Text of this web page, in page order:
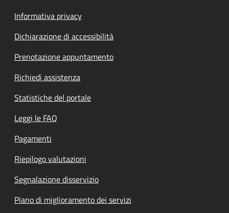
Informativa privacy
Dichiarazione di accessibilità
Prenotazione appuntamento
Richiedi assistenza
Statistiche del portale
Leggi le FAQ
Pagamenti
Riepilogo valutazioni
Segnalazione disservizio
Piano di miglioramento dei servizi